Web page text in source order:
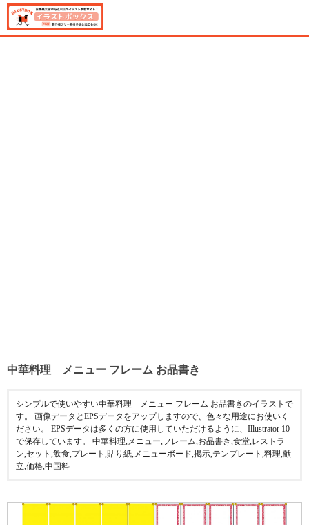
中華料理 メニュー フレーム お品書き
シンプルで使いやすい中華料理 メニュー フレーム お品書きのイラストで
す。 画像データとEPSデータをアップしますので、色々な用途にお使いく
ださい。 EPSデータは多くの方に使用していただけるように、Illustrator 10
で保存しています。 中華料理,メニュー,フレーム,お品書き,食堂,レストラ
ン,セット,飲食,プレート,貼り紙,メニューボード,掲示,テンプレート,料理,献
立,価格,中国料